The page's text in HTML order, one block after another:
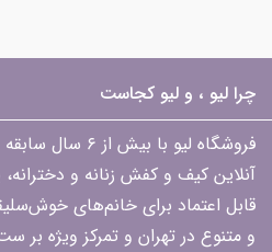
چرا لیو ، و لیو کجاست
فروشگاه لیو با
آنلاین کیف و کفش زنانه و
قابل اعتماد برای خانم‌های
و متنوع در تهران و تمرکز ویژه